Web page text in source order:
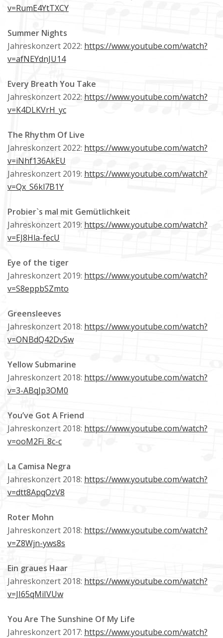
v=RumE4YtTXCY
Summer Nights
Jahreskonzert 2022: https://www.youtube.com/watch?
v=afNEYdnJU14
Every Breath You Take
Jahreskonzert 2022: https://www.youtube.com/watch?
v=K4DLKVrH_yc
The Rhythm Of Live
Jahreskonzert 2022: https://www.youtube.com/watch?
v=iNhf136AkEU
Jahreskonzert 2019: https://www.youtube.com/watch?
v=Qx_S6kl7B1Y
Probier`s mal mit Gemütlichkeit
Jahreskonzert 2019: https://www.youtube.com/watch?
v=EJ8Hla-fecU
Eye of the tiger
Jahreskonzert 2019: https://www.youtube.com/watch?
v=S8eppbSZmto
Greensleeves
Jahreskonzert 2018: https://www.youtube.com/watch?
v=ONBdQ42DvSw
Yellow Submarine
Jahreskonzert 2018: https://www.youtube.com/watch?
v=3-ABqJp3OM0
You’ve Got A Friend
Jahreskonzert 2018: https://www.youtube.com/watch?
v=ooM2Fi_8c-c
La Camisa Negra
Jahreskonzert 2018: https://www.youtube.com/watch?
v=dtt8ApqOzV8
Roter Mohn
Jahreskonzert 2018: https://www.youtube.com/watch?
v=Z8Wjn-yws8s
Ein graues Haar
Jahreskonzert 2018: https://www.youtube.com/watch?
v=JI65qMiIVUw
You Are The Sunshine Of My Life
Jahreskonzert 2017: https://www.youtube.com/watch?